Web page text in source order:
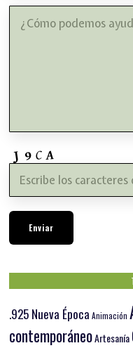
.925 Nueva Época Animación
contemporáneoArtesanía